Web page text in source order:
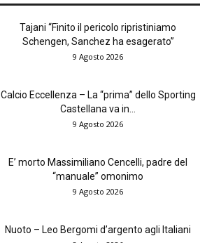
Tajani “Finito il pericolo ripristiniamo
Schengen, Sanchez ha esagerato”
9 Agosto 2026
Calcio Eccellenza – La “prima” dello Sporting
Castellana va in...
9 Agosto 2026
E’ morto Massimiliano Cencelli, padre del
“manuale” omonimo
9 Agosto 2026
Nuoto – Leo Bergomi d’argento agli Italiani